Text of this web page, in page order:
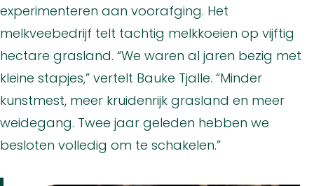
experimenteren aan voorafging. Het
melkveebedrijf telt tachtig melkkoeien op vijftig
hectare grasland. “We waren al jaren bezig met
kleine stapjes,” vertelt Bauke Tjalle. “Minder
kunstmest, meer kruidenrijk grasland en meer
weidegang. Twee jaar geleden hebben we
besloten volledig om te schakelen.”